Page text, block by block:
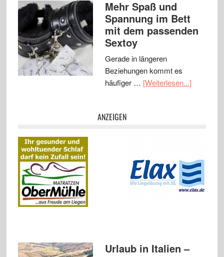
Mehr Spaß und
Spannung im Bett
mit dem passenden
Sextoy
Gerade in längeren
Beziehungen kommt es
häufiger … [Weiterlesen...]
ANZEIGEN
Urlaub in Italien –